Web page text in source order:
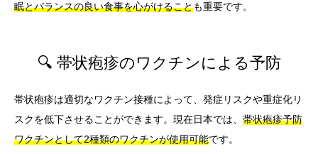
眠とバランスの良い食事を心がけることも重要です。
🔍 帯状疱疹のワクチンによる予防
帯状疱疹は適切なワクチン接種によって、発症リスクや重症化リ
スクを低下させることができます。現在日本では、 帯状疱疹予防
ワクチンとして2種類のワクチンが使用可能です。